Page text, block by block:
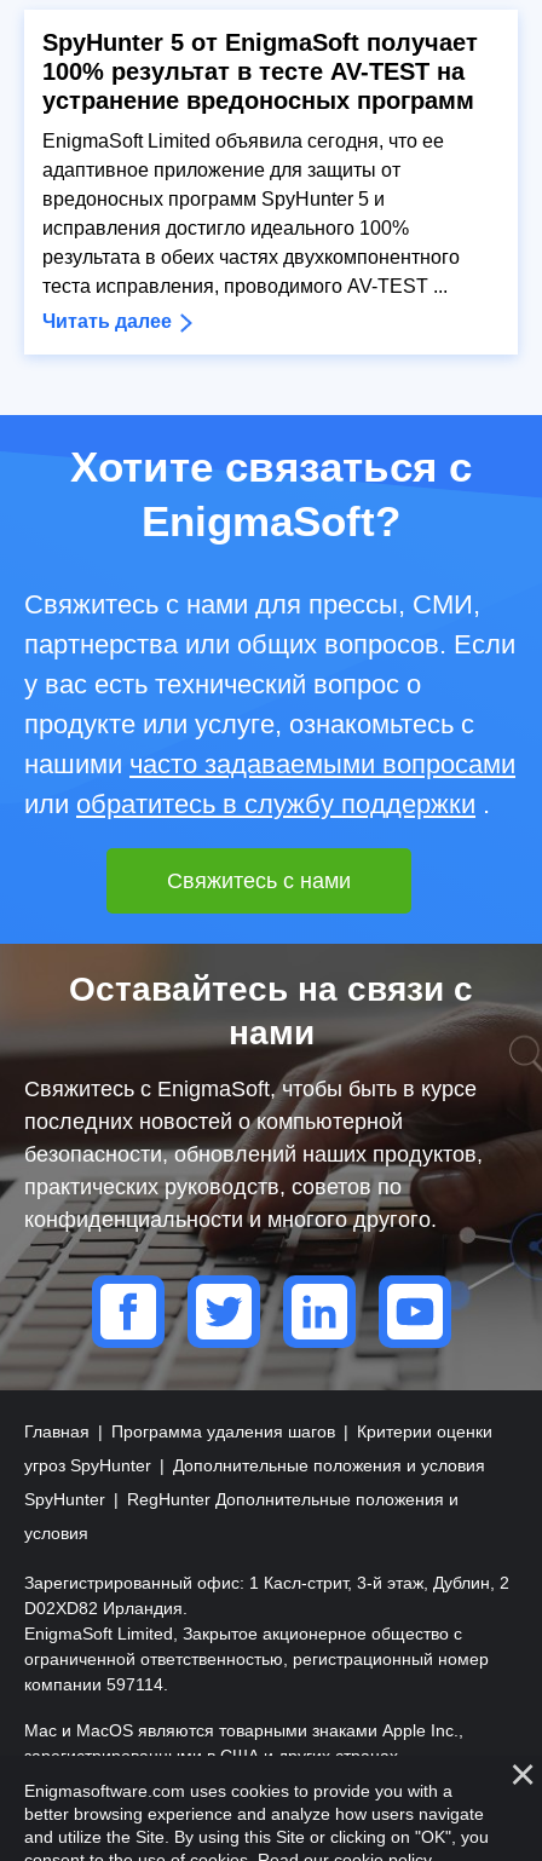
SpyHunter 5 от EnigmaSoft получает
100% результат в тесте AV-TEST на
устранение вредоносных программ
EnigmaSoft Limited объявила сегодня, что ее
адаптивное приложение для защиты от
вредоносных программ SpyHunter 5 и
исправления достигло идеального 100%
результата в обеих частях двухкомпонентного
теста исправления, проводимого AV-TEST ...
Читать далее
Хотите связаться с
EnigmaSoft?
Свяжитесь с нами для прессы, СМИ,
партнерства или общих вопросов. Если
у вас есть технический вопрос о
продукте или услуге, ознакомьтесь с
нашими часто задаваемыми вопросами
или обратитесь в службу поддержки .
Свяжитесь с нами
Оставайтесь на связи с
нами
Свяжитесь с EnigmaSoft, чтобы быть в курсе
последних новостей о компьютерной
безопасности, обновлений наших продуктов,
практических руководств, советов по
конфиденциальности и многого другого.
Главная Программа удаления шагов
Критерии оценки
угроз SpyHunter
Дополнительные положения и условия
SpyHunter
RegHunter Дополнительные положения и
условия
Зарегистрированный офис: 1 Касл-стрит, 3-й этаж, Дублин, 2
D02XD82 Ирландия.
EnigmaSoft Limited, Закрытое акционерное общество с
ограниченной ответственностью, регистрационный номер
компании 597114.
Mac и MacOS являются товарными знаками Apple Inc.,
зарегистрированными в США и других странах.
Copyright 2016-2026 . EnigmaSoft Ltd. Все права защищены.
Enigmasoftware.com uses cookies to provide you with a
better browsing experience and analyze how users navigate
and utilize the Site. By using this Site or clicking on "OK", you